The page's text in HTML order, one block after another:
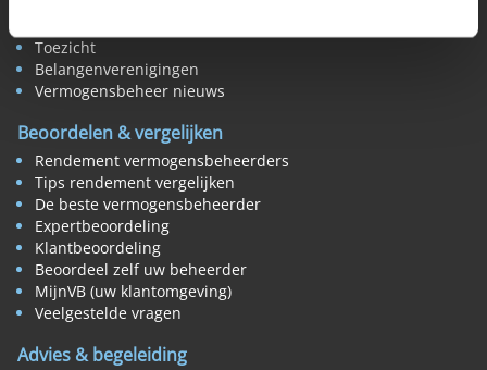
Toezicht
Belangenverenigingen
Vermogensbeheer nieuws
Beoordelen & vergelijken
Rendement vermogensbeheerders
Tips rendement vergelijken
De beste vermogensbeheerder
Expertbeoordeling
Klantbeoordeling
Beoordeel zelf uw beheerder
MijnVB (uw klantomgeving)
Veelgestelde vragen
Advies & begeleiding